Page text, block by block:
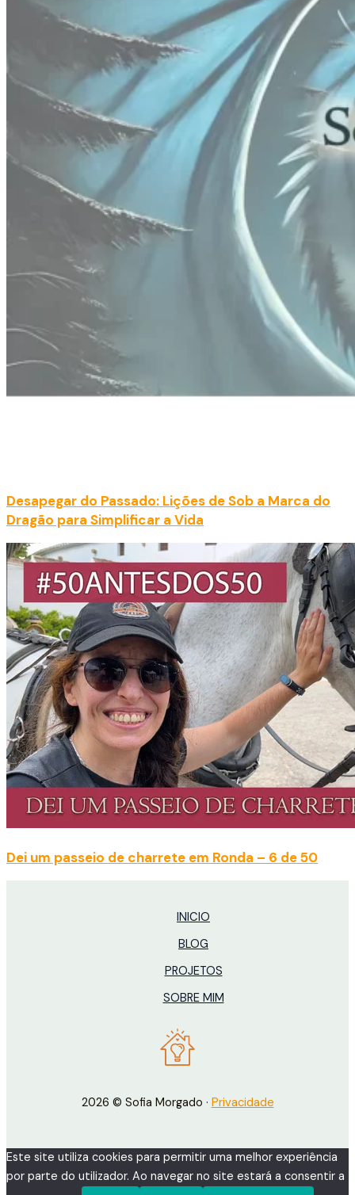
Desapegar do Passado: Lições de Sob a Marca do
Dragão para Simplificar a Vida
Dei um passeio de charrete em Ronda – 6 de 50
INICIO
BLOG
PROJETOS
SOBRE MIM
2026 © Sofia Morgado · Privacidade
Este site utiliza cookies para permitir uma melhor experiência
por parte do utilizador. Ao navegar no site estará a consentir a